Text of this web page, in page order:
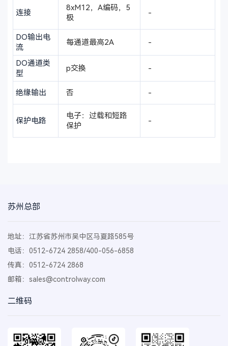
连接
8xM12，A编码，5
极
-
DO输出电
流
每通道最高2A -
DO通道类
型
p交换 -
绝缘输出 否 -
保护电路
电子：过载和短路
保护
-
苏州总部
地址：江苏省苏州市吴中区马夏路585号
电话：0512-6724 2858/400-056-6858
传真：0512-6724 2868
邮箱： sales@controlway.com
二维码